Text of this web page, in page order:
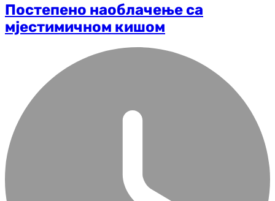
Постепено наоблачење са
мјестимичном кишом